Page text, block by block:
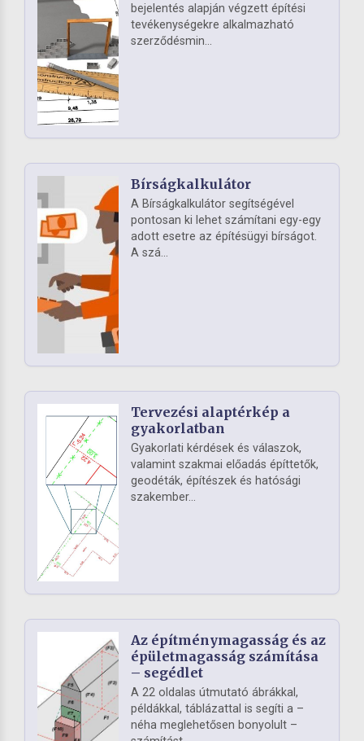
bejelentés alapján végzett építési
tevékenységekre alkalmazható
szerződésmin...
Bírságkalkulátor
A Bírságkalkulátor segítségével
pontosan ki lehet számítani egy-egy
adott esetre az építésügyi bírságot.
A szá...
Tervezési alaptérkép a
gyakorlatban
Gyakorlati kérdések és válaszok,
valamint szakmai előadás építtetők,
geodéták, építészek és hatósági
szakember...
Az építménymagasság és az
épületmagasság számítása
– segédlet
A 22 oldalas útmutató ábrákkal,
példákkal, táblázattal is segíti a –
néha meglehetősen bonyolult –